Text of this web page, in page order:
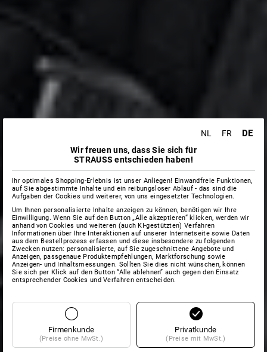
NL FR DE
Wir freuen uns, dass Sie sich für
STRAUSS entschieden haben!
Ihr optimales Shopping-Erlebnis ist unser Anliegen! Einwandfreie Funktionen,
auf Sie abgestimmte Inhalte und ein reibungsloser Ablauf - das sind die
Aufgaben der Cookies und weiterer, von uns eingesetzter Technologien.
Um Ihnen personalisierte Inhalte anzeigen zu können, benötigen wir Ihre
Einwilligung. Wenn Sie auf den Button „Alle akzeptieren“ klicken, werden wir
anhand von Cookies und weiteren (auch KI-gestützten) Verfahren
Informationen über Ihre Interaktionen auf unserer Internetseite sowie Daten
aus dem Bestellprozess erfassen und diese insbesondere zu folgenden
Zwecken nutzen: personalisierte, auf Sie zugeschnittene Angebote und
Anzeigen, passgenaue Produktempfehlungen, Marktforschung sowie
Anzeigen- und Inhaltsmessungen. Sollten Sie dies nicht wünschen, können
Sie sich per Klick auf den Button “Alle ablehnen” auch gegen den Einsatz
entsprechender Cookies und Verfahren entscheiden.
Firmenkunde
(Preise ohne MwSt.)
Privatkunde
(Preise mit MwSt.)